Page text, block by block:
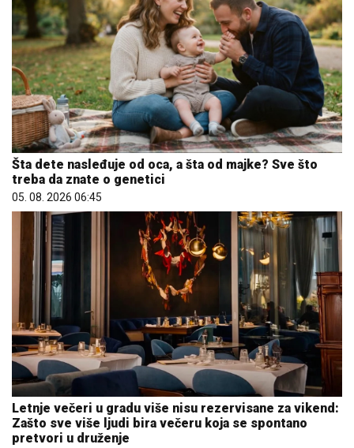
Šta dete nasleđuje od oca, a šta od majke? Sve što
treba da znate o genetici
05. 08. 2026 06:45
Letnje večeri u gradu više nisu rezervisane za vikend:
Zašto sve više ljudi bira večeru koja se spontano
pretvori u druženje